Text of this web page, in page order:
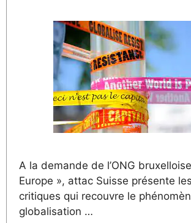
A la demande de l’ONG
Europe », attac Suisse présente
critiques qui recouvre le
globalisation …